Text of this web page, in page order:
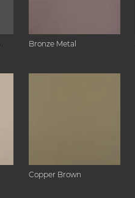
Bronze Metal
Copper Brown